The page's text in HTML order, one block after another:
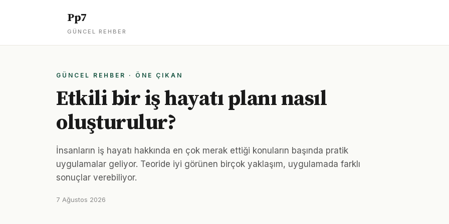
Pp7
GÜNCEL REHBER
GÜNCEL REHBER · ÖNE ÇIKAN
Etkili bir iş hayatı planı nasıl
oluşturulur?
İnsanların iş hayatı hakkında en çok merak ettiği konuların başında pratik
uygulamalar geliyor. Teoride iyi görünen birçok yaklaşım, uygulamada farklı
sonuçlar verebiliyor.
7 Ağustos 2026